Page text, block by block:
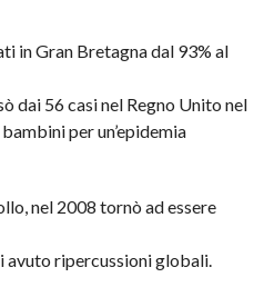
in Gran Bretagna dal 93% al
dai 56 casi nel Regno Unito nel
per un’epidemia
nel 2008 tornò ad essere
avuto ripercussioni globali.